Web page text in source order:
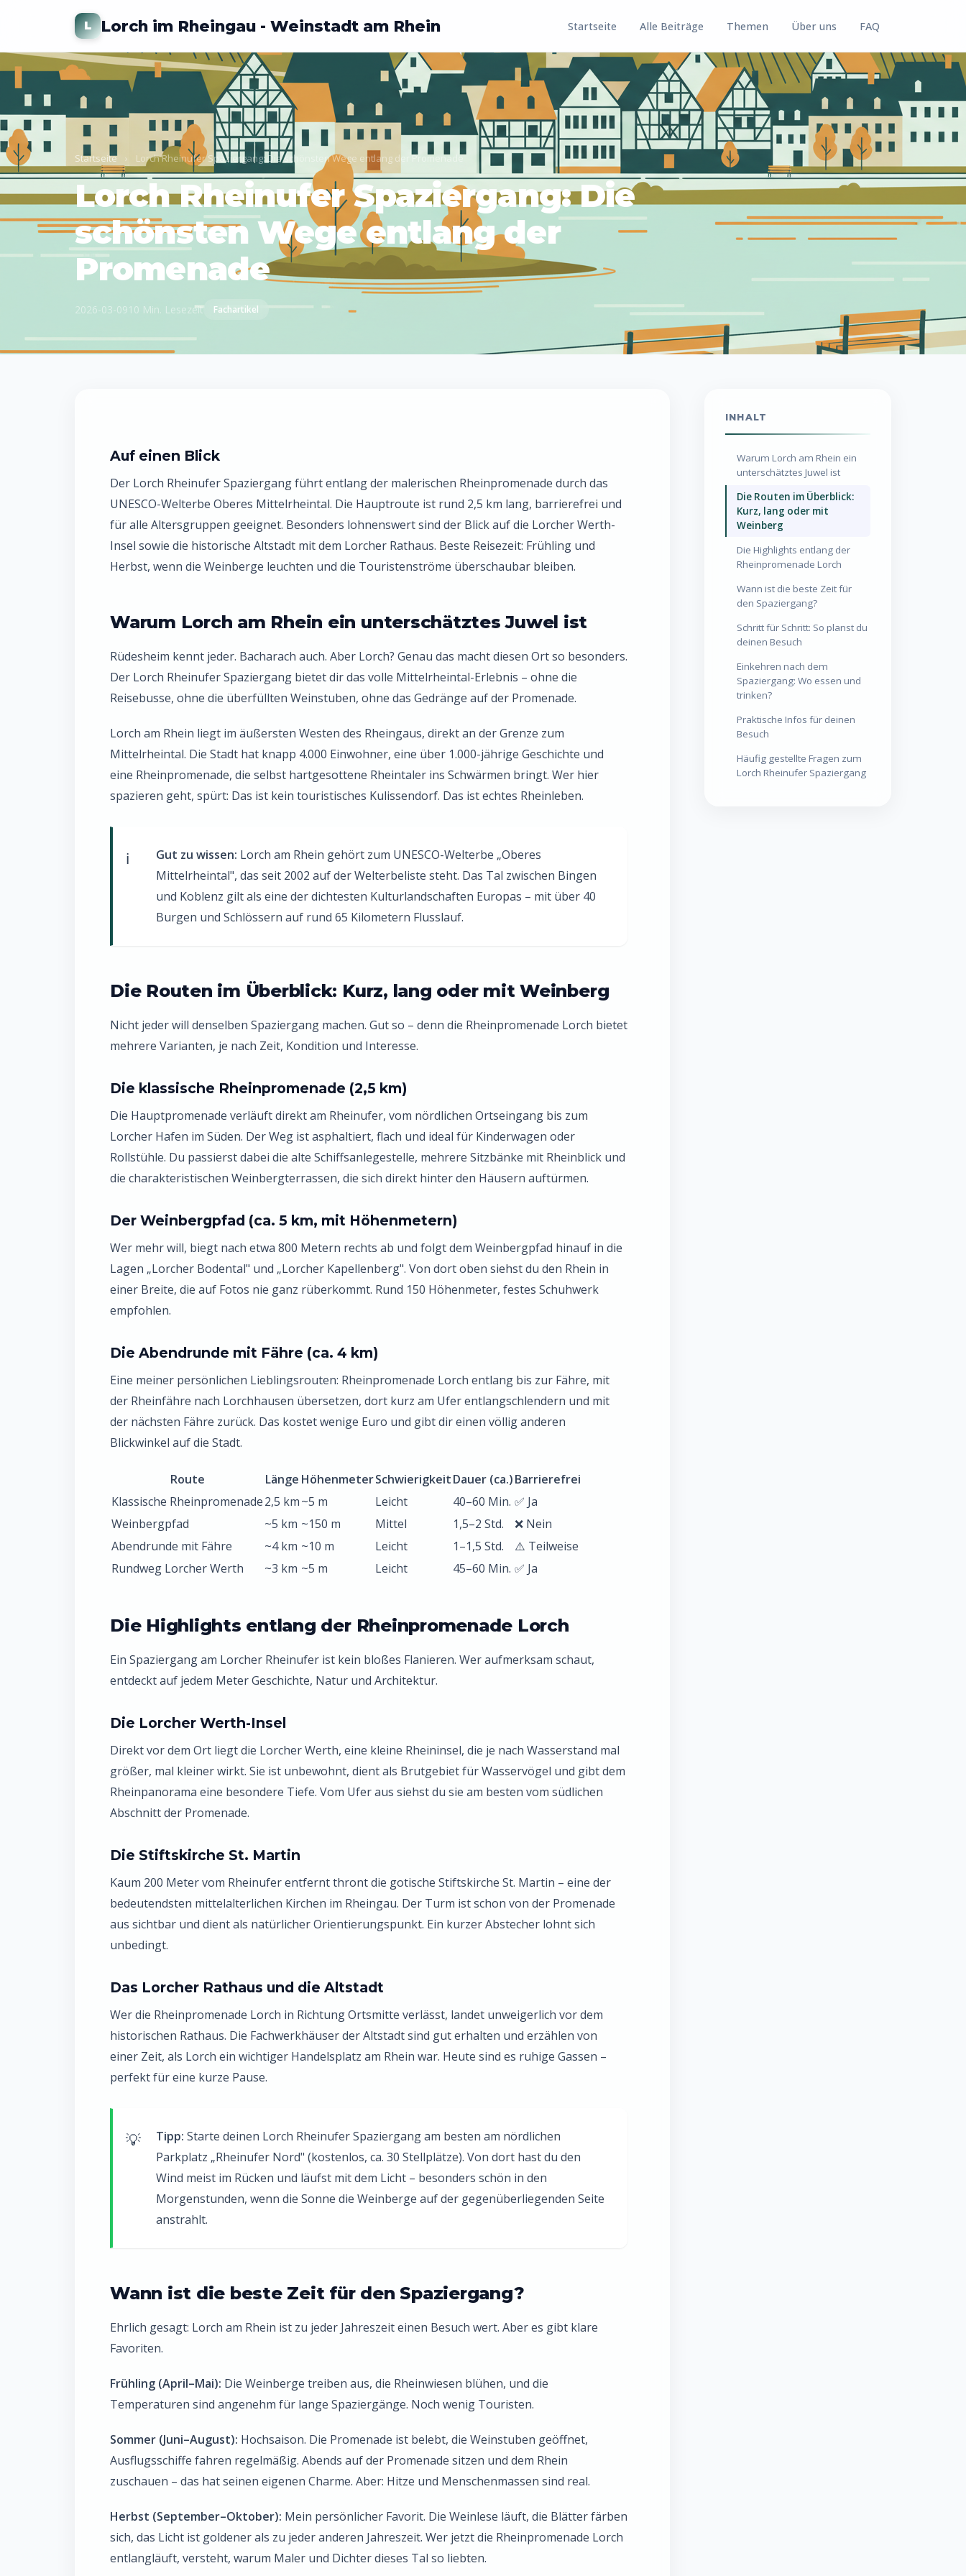
L Lorch im Rheingau - Weinstadt am Rhein Startseite Alle Beiträge Themen Über uns FAQ
Startseite › Lorch Rheinufer Spaziergang: Die schönsten Wege entlang der Promenade
Lorch Rheinufer Spaziergang: Die
schönsten Wege entlang der
Promenade
2026-03-0910 Min. Lesezeit Fachartikel
Auf einen Blick
Der Lorch Rheinufer Spaziergang führt entlang der malerischen Rheinpromenade durch das
UNESCO-Welterbe Oberes Mittelrheintal. Die Hauptroute ist rund 2,5 km lang, barrierefrei und
für alle Altersgruppen geeignet. Besonders lohnenswert sind der Blick auf die Lorcher Werth-
Insel sowie die historische Altstadt mit dem Lorcher Rathaus. Beste Reisezeit: Frühling und
Herbst, wenn die Weinberge leuchten und die Touristenströme überschaubar bleiben.
Warum Lorch am Rhein ein unterschätztes Juwel ist
Rüdesheim kennt jeder. Bacharach auch. Aber Lorch? Genau das macht diesen Ort so besonders.
Der Lorch Rheinufer Spaziergang bietet dir das volle Mittelrheintal-Erlebnis – ohne die
Reisebusse, ohne die überfüllten Weinstuben, ohne das Gedränge auf der Promenade.
Lorch am Rhein liegt im äußersten Westen des Rheingaus, direkt an der Grenze zum
Mittelrheintal. Die Stadt hat knapp 4.000 Einwohner, eine über 1.000-jährige Geschichte und
eine Rheinpromenade, die selbst hartgesottene Rheintaler ins Schwärmen bringt. Wer hier
spazieren geht, spürt: Das ist kein touristisches Kulissendorf. Das ist echtes Rheinleben.
Gut zu wissen: Lorch am Rhein gehört zum UNESCO-Welterbe „Oberes
Mittelrheintal", das seit 2002 auf der Welterbeliste steht. Das Tal zwischen Bingen
und Koblenz gilt als eine der dichtesten Kulturlandschaften Europas – mit über 40
Burgen und Schlössern auf rund 65 Kilometern Flusslauf.
Die Routen im Überblick: Kurz, lang oder mit Weinberg
Nicht jeder will denselben Spaziergang machen. Gut so – denn die Rheinpromenade Lorch bietet
mehrere Varianten, je nach Zeit, Kondition und Interesse.
Die klassische Rheinpromenade (2,5 km)
Die Hauptpromenade verläuft direkt am Rheinufer, vom nördlichen Ortseingang bis zum
Lorcher Hafen im Süden. Der Weg ist asphaltiert, flach und ideal für Kinderwagen oder
Rollstühle. Du passierst dabei die alte Schiffsanlegestelle, mehrere Sitzbänke mit Rheinblick und
die charakteristischen Weinbergterrassen, die sich direkt hinter den Häusern auftürmen.
Der Weinbergpfad (ca. 5 km, mit Höhenmetern)
Wer mehr will, biegt nach etwa 800 Metern rechts ab und folgt dem Weinbergpfad hinauf in die
Lagen „Lorcher Bodental" und „Lorcher Kapellenberg". Von dort oben siehst du den Rhein in
einer Breite, die auf Fotos nie ganz rüberkommt. Rund 150 Höhenmeter, festes Schuhwerk
empfohlen.
Die Abendrunde mit Fähre (ca. 4 km)
Eine meiner persönlichen Lieblingsrouten: Rheinpromenade Lorch entlang bis zur Fähre, mit
der Rheinfähre nach Lorchhausen übersetzen, dort kurz am Ufer entlangschlendern und mit
der nächsten Fähre zurück. Das kostet wenige Euro und gibt dir einen völlig anderen
Blickwinkel auf die Stadt.
Route Länge HöhenmeterSchwierigkeitDauer (ca.)Barrierefrei
Klassische Rheinpromenade2,5 km~5 m Leicht 40–60 Min. ✅ Ja
Weinbergpfad
~5 km ~150 m Mittel 1,5–2 Std.
❌ Nein
Abendrunde mit Fähre
~4 km ~10 m Leicht 1–1,5 Std.
⚠️ Teilweise
Rundweg Lorcher Werth
~3 km ~5 m Leicht 45–60 Min. ✅ Ja
Die Highlights entlang der Rheinpromenade Lorch
Ein Spaziergang am Lorcher Rheinufer ist kein bloßes Flanieren. Wer aufmerksam schaut,
entdeckt auf jedem Meter Geschichte, Natur und Architektur.
Die Lorcher Werth-Insel
Direkt vor dem Ort liegt die Lorcher Werth, eine kleine Rheininsel, die je nach Wasserstand mal
größer, mal kleiner wirkt. Sie ist unbewohnt, dient als Brutgebiet für Wasservögel und gibt dem
Rheinpanorama eine besondere Tiefe. Vom Ufer aus siehst du sie am besten vom südlichen
Abschnitt der Promenade.
Die Stiftskirche St. Martin
Kaum 200 Meter vom Rheinufer entfernt thront die gotische Stiftskirche St. Martin – eine der
bedeutendsten mittelalterlichen Kirchen im Rheingau. Der Turm ist schon von der Promenade
aus sichtbar und dient als natürlicher Orientierungspunkt. Ein kurzer Abstecher lohnt sich
unbedingt.
Das Lorcher Rathaus und die Altstadt
Wer die Rheinpromenade Lorch in Richtung Ortsmitte verlässt, landet unweigerlich vor dem
historischen Rathaus. Die Fachwerkhäuser der Altstadt sind gut erhalten und erzählen von
einer Zeit, als Lorch ein wichtiger Handelsplatz am Rhein war. Heute sind es ruhige Gassen –
perfekt für eine kurze Pause.
Tipp: Starte deinen Lorch Rheinufer Spaziergang am besten am nördlichen
Parkplatz „Rheinufer Nord" (kostenlos, ca. 30 Stellplätze). Von dort hast du den
Wind meist im Rücken und läufst mit dem Licht – besonders schön in den
Morgenstunden, wenn die Sonne die Weinberge auf der gegenüberliegenden Seite
anstrahlt.
Wann ist die beste Zeit für den Spaziergang?
Ehrlich gesagt: Lorch am Rhein ist zu jeder Jahreszeit einen Besuch wert. Aber es gibt klare
Favoriten.
Frühling (April–Mai): Die Weinberge treiben aus, die Rheinwiesen blühen, und die
Temperaturen sind angenehm für lange Spaziergänge. Noch wenig Touristen.
Sommer (Juni–August): Hochsaison. Die Promenade ist belebt, die Weinstuben geöffnet,
Ausflugsschiffe fahren regelmäßig. Abends auf der Promenade sitzen und dem Rhein
zuschauen – das hat seinen eigenen Charme. Aber: Hitze und Menschenmassen sind real.
Herbst (September–Oktober): Mein persönlicher Favorit. Die Weinlese läuft, die Blätter färben
sich, das Licht ist goldener als zu jeder anderen Jahreszeit. Wer jetzt die Rheinpromenade Lorch
entlangläuft, versteht, warum Maler und Dichter dieses Tal so liebten.
INHALT
Warum Lorch am Rhein ein
unterschätztes Juwel ist
Die Routen im Überblick:
Kurz, lang oder mit
Weinberg
Die Highlights entlang der
Rheinpromenade Lorch
Wann ist die beste Zeit für
den Spaziergang?
Schritt für Schritt: So planst du
deinen Besuch
Einkehren nach dem
Spaziergang: Wo essen und
trinken?
Praktische Infos für deinen
Besuch
Häufig gestellte Fragen zum
Lorch Rheinufer Spaziergang